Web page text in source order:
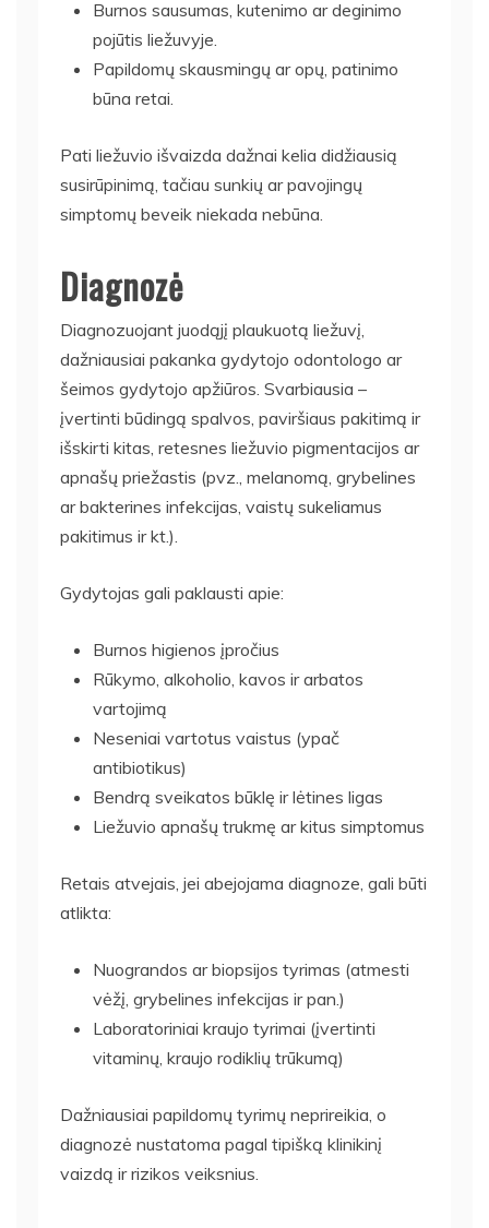
Burnos sausumas, kutenimo ar deginimo
pojūtis liežuvyje.
Papildomų skausmingų ar opų, patinimo
būna retai.
Pati liežuvio išvaizda dažnai kelia didžiausią
susirūpinimą, tačiau sunkių ar pavojingų
simptomų beveik niekada nebūna.
Diagnozė
Diagnozuojant juodąjį plaukuotą liežuvį,
dažniausiai pakanka gydytojo odontologo ar
šeimos gydytojo apžiūros. Svarbiausia –
įvertinti būdingą spalvos, paviršiaus pakitimą ir
išskirti kitas, retesnes liežuvio pigmentacijos ar
apnašų priežastis (pvz., melanomą, grybelines
ar bakterines infekcijas, vaistų sukeliamus
pakitimus ir kt.).
Gydytojas gali paklausti apie:
Burnos higienos įpročius
Rūkymo, alkoholio, kavos ir arbatos
vartojimą
Neseniai vartotus vaistus (ypač
antibiotikus)
Bendrą sveikatos būklę ir lėtines ligas
Liežuvio apnašų trukmę ar kitus simptomus
Retais atvejais, jei abejojama diagnoze, gali būti
atlikta:
Nuograndos ar biopsijos tyrimas (atmesti
vėžį, grybelines infekcijas ir pan.)
Laboratoriniai kraujo tyrimai (įvertinti
vitaminų, kraujo rodiklių trūkumą)
Dažniausiai papildomų tyrimų neprireikia, o
diagnozė nustatoma pagal tipišką klinikinį
vaizdą ir rizikos veiksnius.